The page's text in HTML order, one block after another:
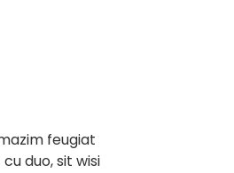
feugiat
duo, sit wisi